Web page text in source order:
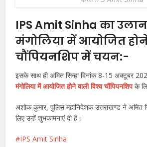
IPS Amit Sinha का
मंगोलिया में आयोजित होने
चौंपियनशिप में चयन:-
इसके साथ ही अमित सिन्हा दिनांक 8-15 अक्टूबर
मंगोलिया में आयोजित होने वाली विश्व चौंपियनशिप के
अशोक कुमार, पुलिस महानिदेशक उत्तराखण्ड ने अमित
लिए उन्हें शुभकामनाएं दी है।
IPS Amit Sinha